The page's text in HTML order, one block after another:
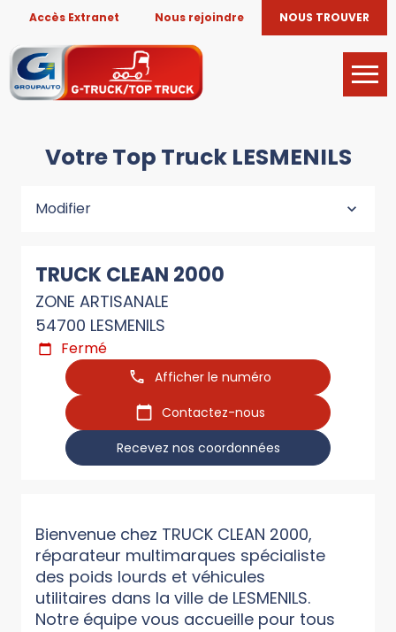
Accès Extranet Nous rejoindre NOUS TROUVER
Votre Top Truck LESMENILS
Modifier
TRUCK CLEAN 2000
ZONE ARTISANALE
54700 LESMENILS
Fermé
Afficher le numéro
Contactez-nous
Recevez nos coordonnées
Bienvenue chez TRUCK CLEAN 2000,
réparateur multimarques spécialiste
des poids lourds et véhicules
utilitaires dans la ville de LESMENILS.
Notre équipe vous accueille pour tous